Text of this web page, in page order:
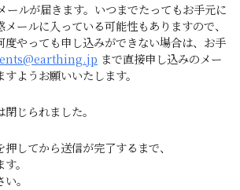
ールが届きます。いつまでたってもお手元に
ールに入っている可能性もありますので、
度やっても申し込みができない場合は、お手
まで直接申し込みのメー
ようお願いいたします。
じられました。
してから送信が完了するまで、
。
。